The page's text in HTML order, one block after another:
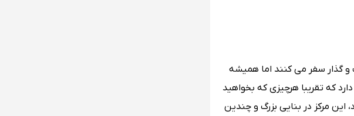
و گذار سفر می کنند اما همیشه
که تقریبا هرچیزی که بخواهید
این مرکز در بنایی بزرگ و چندین